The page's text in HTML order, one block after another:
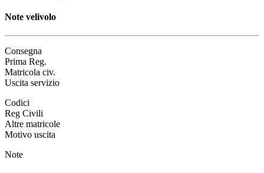
Note velivolo
Consegna
Prima Reg.
Matricola civ.
Uscita servizio
Codici
Reg Civili
Altre matricole
Motivo uscita
Note